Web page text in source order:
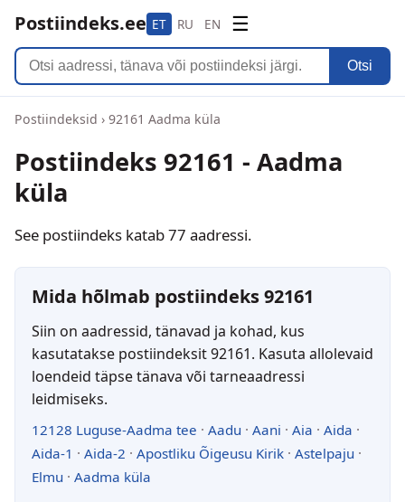
Postiindeks.ee ET RU EN ☰
Otsi
Postiindeksid › 92161 Aadma küla
Postiindeks 92161 - Aadma
küla
See postiindeks katab 77 aadressi.
Mida hõlmab postiindeks 92161
Siin on aadressid, tänavad ja kohad, kus
kasutatakse postiindeksit 92161. Kasuta allolevaid
loendeid täpse tänava või tarneaadressi
leidmiseks.
12128 Luguse-Aadma tee · Aadu · Aani · Aia · Aida ·
Aida-1 · Aida-2 · Apostliku Õigeusu Kirik · Astelpaju ·
Elmu · Aadma küla